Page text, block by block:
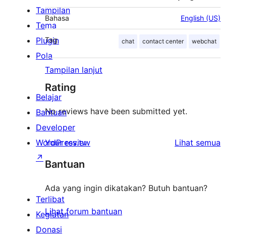
Bahasa English (US)
Tag chat contact center webchat
Tampilan lanjut
Rating
No reviews have been submitted yet.
Your review Lihat semua
Bantuan
Ada yang ingin dikatakan? Butuh bantuan?
Lihat forum bantuan
Tampilan
Tema
Plugin
Pola
Belajar
Bantuan
Developer
WordPress.tv
↗
Terlibat
Kegiatan
Donasi